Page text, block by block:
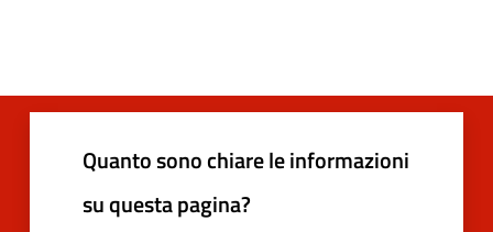
Quanto sono chiare le informazioni
su questa pagina?